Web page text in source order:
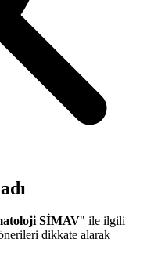
SİMAV" ile ilgili
dikkate alarak